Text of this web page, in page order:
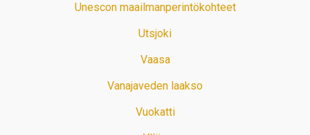
Unescon maailmanperintökohteet
Utsjoki
Vaasa
Vanajaveden laakso
Vuokatti